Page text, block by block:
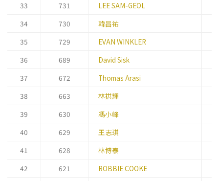
33
731 LEE SAM-GEOL
34
730 韓昌祐
35
729 EVAN WINKLER
36
689 David Sisk
37
672 Thomas Arasi
38
663 林拱輝
39
630 馮小峰
40
629 王志琪
41
628 林博泰
42
621 ROBBIE COOKE